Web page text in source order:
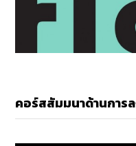
คอร์สสัมมนาด้านกา